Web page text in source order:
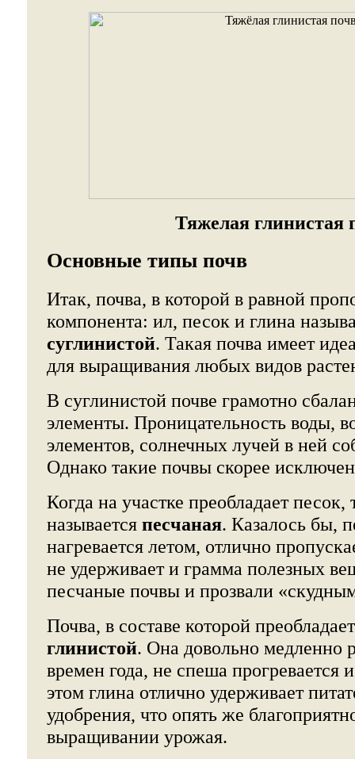
Тяжелая глинистая
Основные типы почв
Итак, почва, в которой в равной
компонента: ил, песок и глина
суглинистой. Такая почва имеет
для выращивания любых видов
В суглинистой почве грамотно
элементы. Проницательность воды,
элементов, солнечных лучей в ней
Однако такие почвы скорее
Когда на участке преобладает песок,
называется песчаная. Казалось бы,
нагревается летом, отлично
не удерживает и грамма полезных
песчаные почвы и прозвали
Почва, в составе которой
глинистой. Она довольно медленно
времен года, не спеша прогревается
этом глина отлично удерживает
удобрения, что опять же
выращивании урожая.